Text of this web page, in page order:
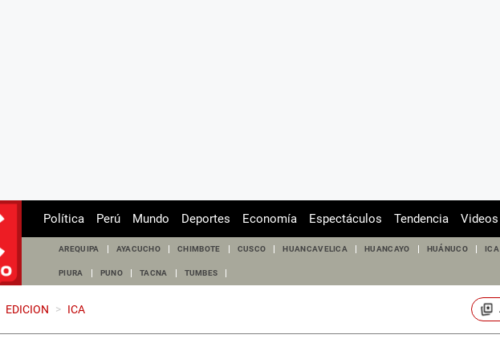
Política Perú Mundo Deportes Economía Espectáculos Tendencia Videos
AREQUIPA AYACUCHO CHIMBOTE CUSCO HUANCAVELICA HUANCAYO HUÁNUCO ICA
PIURA PUNO TACNA TUMBES
EDICION > ICA